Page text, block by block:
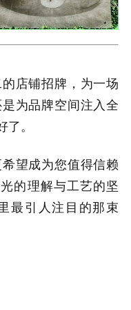
店铺招牌，为一场
为品牌空间注入全
。
望成为您值得信赖
的理解与工艺的坚
最引人注目的那束